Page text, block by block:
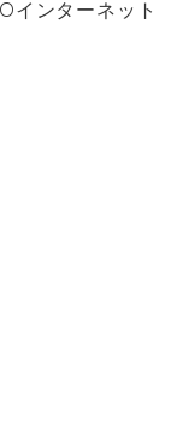
インターネット